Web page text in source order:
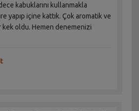
kabuklarını kullanmakla
yapıp içine kattık. Çok aromatik ve
oldu. Hemen denemenizi